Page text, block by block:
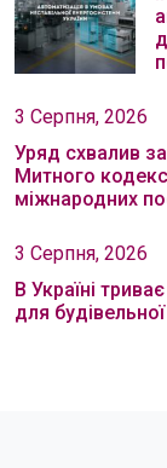
3 Серпня, 2026
Уряд схвалив
Митного
міжнародних
3 Серпня, 2026
В Україні
для